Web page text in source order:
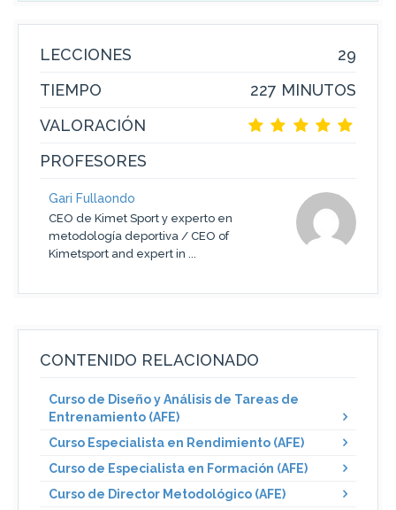
LECCIONES
29
TIEMPO
227 MINUTOS
VALORACIÓN
PROFESORES
Gari Fullaondo
CEO de Kimet Sport y experto en
metodología deportiva / CEO of
Kimetsport and expert in ...
CONTENIDO RELACIONADO
Curso de Diseño y Análisis de Tareas de
Entrenamiento (AFE)
Curso Especialista en Rendimiento (AFE)
Curso de Especialista en Formación (AFE)
Curso de Director Metodológico (AFE)